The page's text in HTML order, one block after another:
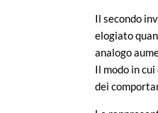
Il secondo
elogiato
analogo
Il modo in
dei